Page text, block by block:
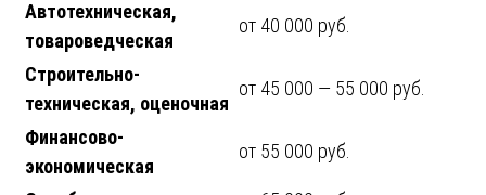
Автотехническая,
товароведческая
от 40 000 руб.
Строительно-
техническая, оценочная
от 45 000 — 55 000 руб.
Финансово-
экономическая
от 55 000 руб.